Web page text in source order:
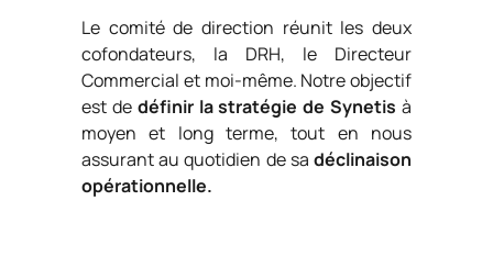
Le comité de direction réunit les deux
cofondateurs, la DRH, le Directeur
Commercial et moi-même. Notre objectif
est de définir la stratégie de Synetis à
moyen et long terme, tout en nous
assurant au quotidien de sa déclinaison
opérationnelle.